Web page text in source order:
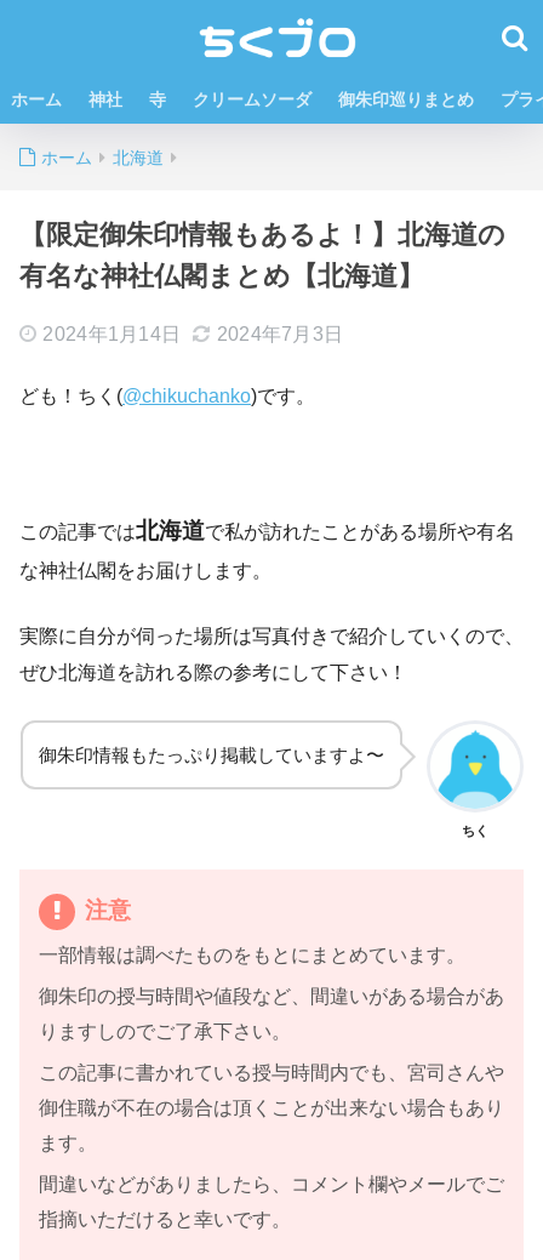
ホーム 神社 寺 クリームソーダ 御朱印巡りまとめ プラ
ホーム 北海道
【限定御朱印情報もあるよ！】北海道の
有名な神社仏閣まとめ【北海道】
2024年1月14日 2024年7月3日
ども！ちく(@chikuchanko)です。
この記事では北海道で私が訪れたことがある場所や有名
な神社仏閣をお届けします。
実際に自分が伺った場所は写真付きで紹介していくので、
ぜひ北海道を訪れる際の参考にして下さい！
御朱印情報もたっぷり掲載していますよ〜
ちく
注意
一部情報は調べたものをもとにまとめています。
御朱印の授与時間や値段など、間違いがある場合があ
りますしのでご了承下さい。
この記事に書かれている授与時間内でも、宮司さんや
御住職が不在の場合は頂くことが出来ない場合もあり
ます。
間違いなどがありましたら、コメント欄やメールでご
指摘いただけると幸いです。